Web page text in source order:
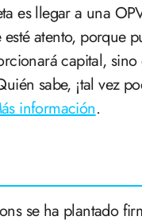
es llegar a una
atento, porque
capital, sino
sabe, ¡tal vez
información.
se ha plantado